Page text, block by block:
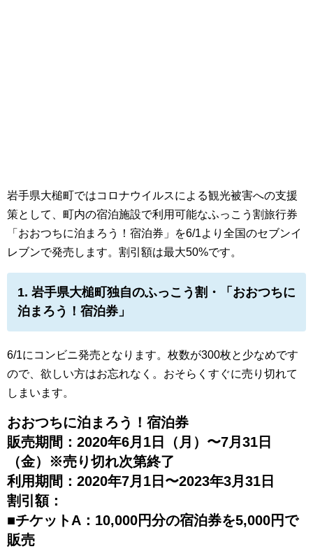
岩手県大槌町ではコロナウイルスによる観光被害への支援
策として、町内の宿泊施設で利用可能なふっこう割旅行券
「おおつちに泊まろう！宿泊券」を6/1より全国のセブンイ
レブンで発売します。割引額は最大50%です。
1. 岩手県大槌町独自のふっこう割・「おおつちに
泊まろう！宿泊券」
6/1にコンビニ発売となります。枚数が300枚と少なめです
ので、欲しい方はお忘れなく。おそらくすぐに売り切れて
しまいます。
おおつちに泊まろう！宿泊券
販売期間：2020年6月1日（月）〜7月31日
（金）※売り切れ次第終了
利用期間：2020年7月1日〜2023年3月31日
割引額：
■チケットA：10,000円分の宿泊券を5,000円で
販売